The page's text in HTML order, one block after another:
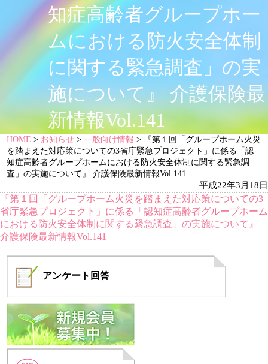
知症高齢者グループホー
ムにおける防火安全体制
に関する緊急調査」の実
施について』 介護保険最
新情報Vol.141
HOME > お知らせ >一般向け情報 > 『第１回「グループホーム火災
を踏まえた対応策についての3省庁緊急プロジェクト」に係る「認
知症高齢者グループホームにおける防火安全体制に関する緊急調
査」の実施について』 介護保険最新情報Vol.141
平成22年3月18日
『第１回「グループホーム火災を踏まえた対応策についての3
省庁緊急プロジェクト」に係る「認知症高齢者グループホーム
における防火安全体制に関する緊急調査」の実施について』
介護保険最新情報Vol.141
アンケート 回答